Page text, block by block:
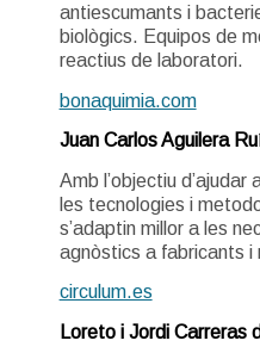
antiescumants i
biològics. Equipos de
reactius de laboratori.
bonaquimia.com
Juan Carlos Aguilera
Amb l’objectiu
les tecnologies i
s’adaptin millor a les
agnòstics a fabricants i
circulum.es
Loreto i Jordi Carreras